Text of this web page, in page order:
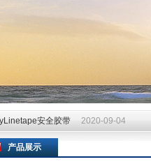
安全胶带 2020-09-04
安全胶带 2020-09-04
安全胶带 2020-09-04
产品展示